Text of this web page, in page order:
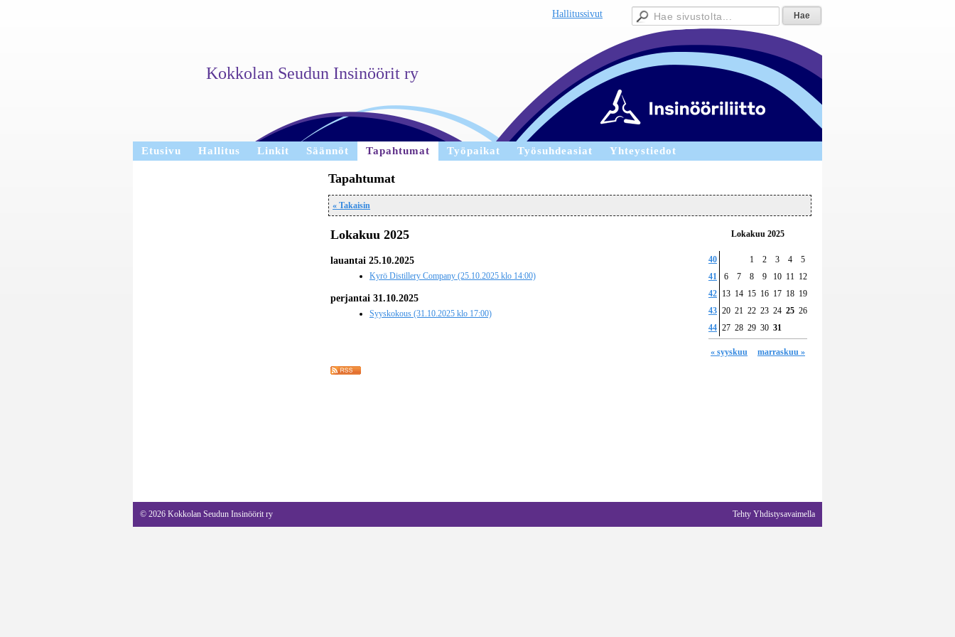
Hallitussivut
Kokkolan Seudun Insinöörit ry
Etusivu Hallitus Linkit Säännöt Tapahtumat Työpaikat Työsuhdeasiat Yhteystiedot
Tapahtumat
« Takaisin
Lokakuu 2025
lauantai 25.10.2025
Kyrö Distillery Company (25.10.2025 klo 14:00)
perjantai 31.10.2025
Syyskokous (31.10.2025 klo 17:00)
Lokakuu 2025
40 1 2 3 4
5
41
6 7 8 9 10 11 12
42 13 14 15 16 17 18 19
43 20 21 22 23 24 25 26
44 27 28 29 30 31
« syyskuu marraskuu »
Tehty Yhdistysavaimella
© 2026 Kokkolan Seudun Insinöörit ry